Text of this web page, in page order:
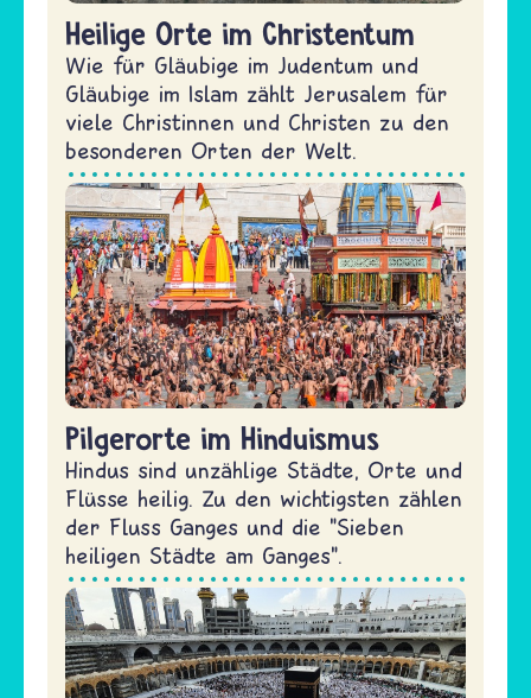
Heilige Orte im Christentum
Wie für Gläubige im Judentum und
Gläubige im Islam zählt Jerusalem für
viele Christinnen und Christen zu den
besonderen Orten der Welt.
Pilgerorte im Hinduismus
Hindus sind unzählige Städte, Orte und
Flüsse heilig. Zu den wichtigsten zählen
der Fluss Ganges und die "Sieben
heiligen Städte am Ganges".